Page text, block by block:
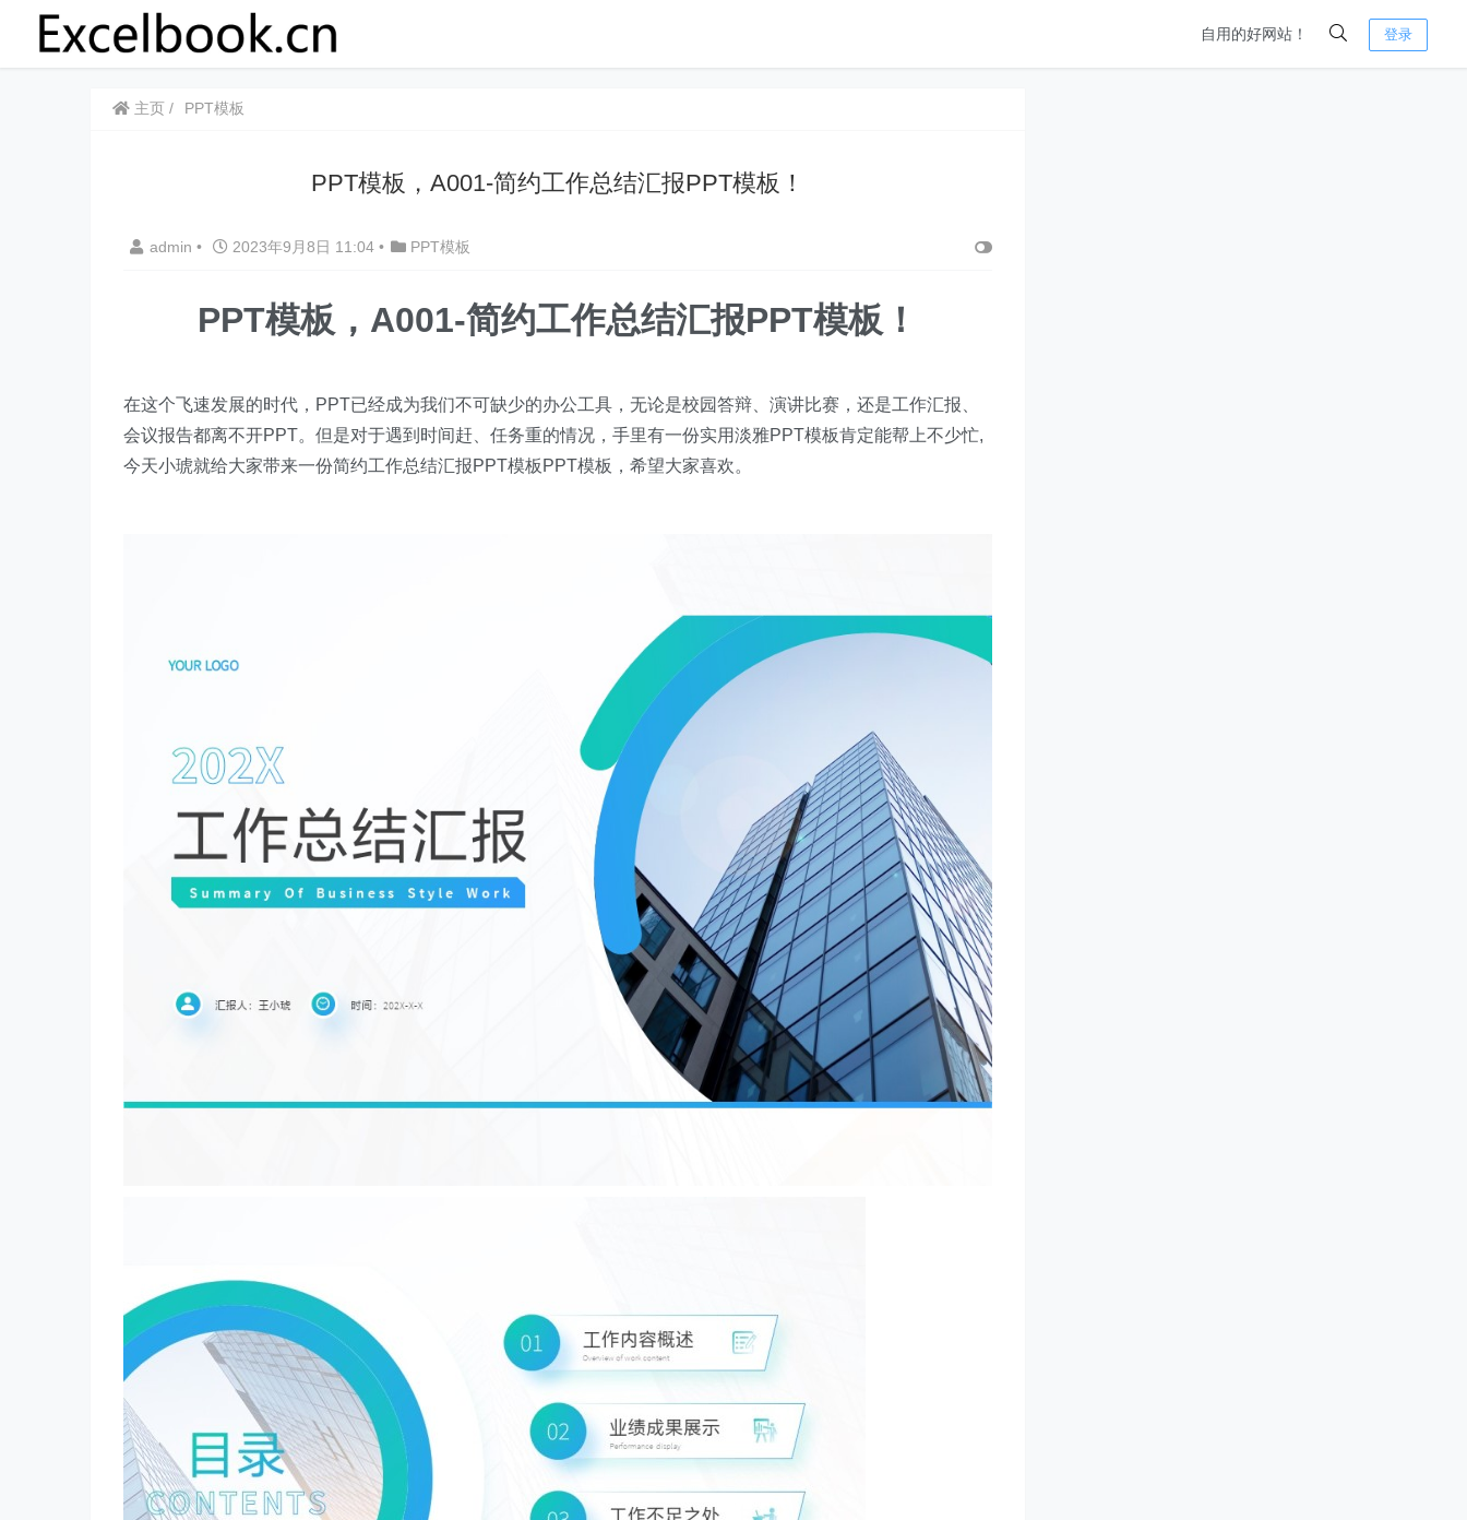
自用的好网站！ 登录
主页 PPT模板
PPT模板，A001-简约工作总结汇报PPT模板！
admin • 2023年9月8日 11:04 • PPT模板
PPT模板，A001-简约工作总结汇报PPT模板！
在这个飞速发展的时代，PPT已经成为我们不可缺少的办公工具，无论是校园答辩、演讲比赛，还是工作汇报、
会议报告都离不开PPT。但是对于遇到时间赶、任务重的情况，手里有一份实用淡雅PPT模板肯定能帮上不少忙,
今天小琥就给大家带来一份简约工作总结汇报PPT模板PPT模板，希望大家喜欢。